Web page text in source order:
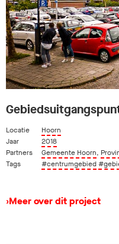
Locatie
Hoorn
Jaar
2018
Partners
Gemeente Hoorn,
Tags
#centrumgebied
›Meer over dit project